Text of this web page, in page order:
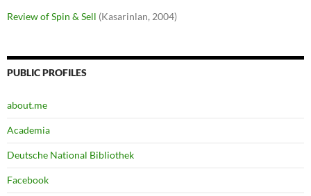
Review of Spin & Sell (Kasarinlan, 2004)
PUBLIC PROFILES
about.me
Academia
Deutsche National Bibliothek
Facebook